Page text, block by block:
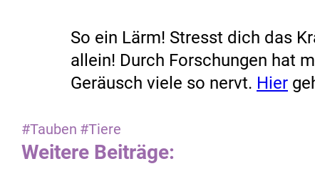
So ein Lärm! Stresst dich das
allein! Durch Forschungen hat
Geräusch viele so nervt. Hier
#Tauben #Tiere
Weitere Beiträge: